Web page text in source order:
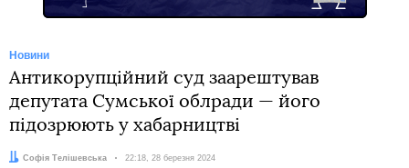
Новини
Антикорупційний суд заарештував
депутата Сумської облради — його
підозрюють у хабарництві
Автор:
Софія Телішевська Дата:
22:18, 28 березня 2024